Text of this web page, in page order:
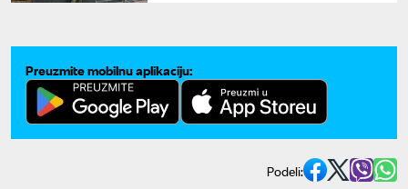
Preuzmite mobilnu aplikaciju:
Podeli: